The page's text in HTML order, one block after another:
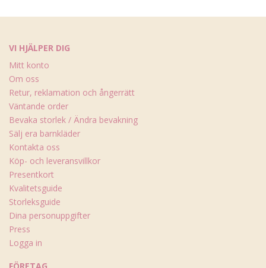
VI HJÄLPER DIG
Mitt konto
Om oss
Retur, reklamation och ångerrätt
Väntande order
Bevaka storlek / Ändra bevakning
Sälj era barnkläder
Kontakta oss
Köp- och leveransvillkor
Presentkort
Kvalitetsguide
Storleksguide
Dina personuppgifter
Press
Logga in